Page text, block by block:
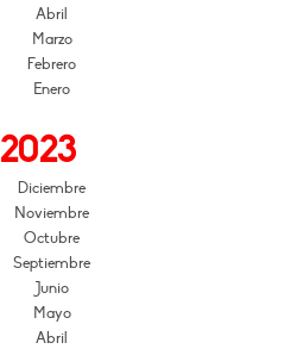
Abril
Marzo
Febrero
Enero
2023
Diciembre
Noviembre
Octubre
Septiembre
Junio
Mayo
Abril